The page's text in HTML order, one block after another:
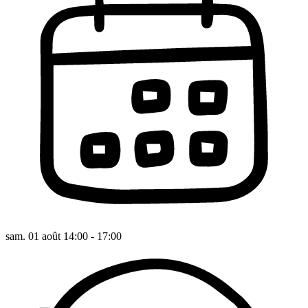
sam. 01 août 14:00 - 17:00